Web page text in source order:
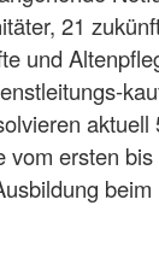
21
und
aktuell
vom ersten
beim